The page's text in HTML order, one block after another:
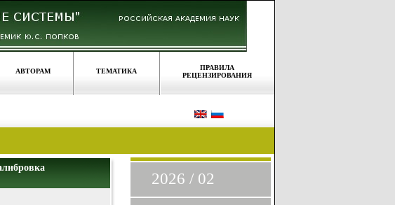
АВТОРАМ ТЕМАТИКА
ПРАВИЛА
РЕЦЕНЗИРОВАНИЯ
2026 / 02